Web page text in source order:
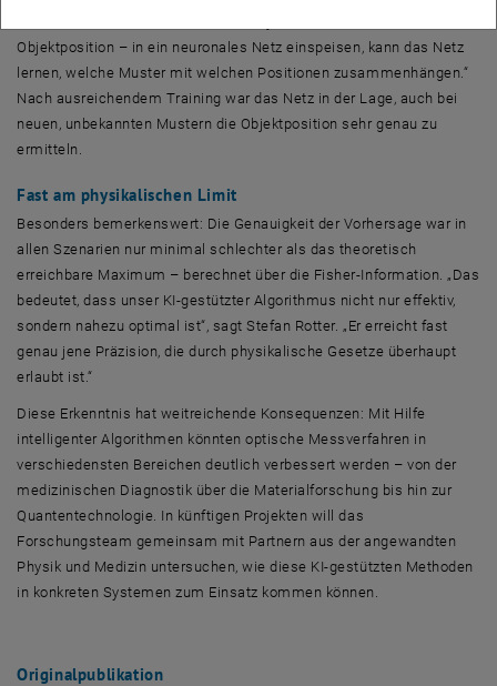
Objektposition – in ein neuronales Netz einspeisen, kann das Netz
lernen, welche Muster mit welchen Positionen zusammenhängen.“
Nach ausreichendem Training war das Netz in der Lage, auch bei
neuen, unbekannten Mustern die Objektposition sehr genau zu
ermitteln.
Fast am physikalischen Limit
Besonders bemerkenswert: Die Genauigkeit der Vorhersage war in
allen Szenarien nur minimal schlechter als das theoretisch
erreichbare Maximum – berechnet über die Fisher-Information. „Das
bedeutet, dass unser KI-gestützter Algorithmus nicht nur effektiv,
sondern nahezu optimal ist“, sagt Stefan Rotter. „Er erreicht fast
genau jene Präzision, die durch physikalische Gesetze überhaupt
erlaubt ist.“
Diese Erkenntnis hat weitreichende Konsequenzen: Mit Hilfe
intelligenter Algorithmen könnten optische Messverfahren in
verschiedensten Bereichen deutlich verbessert werden – von der
medizinischen Diagnostik über die Materialforschung bis hin zur
Quantentechnologie. In künftigen Projekten will das
Forschungsteam gemeinsam mit Partnern aus der angewandten
Physik und Medizin untersuchen, wie diese KI-gestützten Methoden
in konkreten Systemen zum Einsatz kommen können.
Originalpublikation